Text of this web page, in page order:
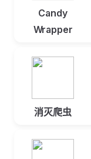
Candy
Wrapper
消灭爬虫